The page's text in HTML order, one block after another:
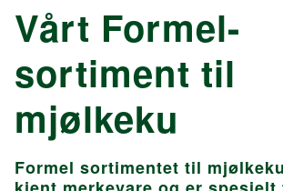
Vårt Formel-
sortiment til
mjølkeku
Formel sortimentet til